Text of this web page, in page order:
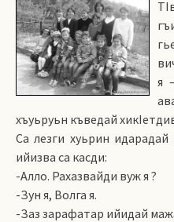
я
хъуьруьн къведай
Са лезги хуьрин
ийизва са касди:
-Алло. Рахазвайди вуж я ?
-Зун я, Волга я.
-Заз зарафатар ийидай